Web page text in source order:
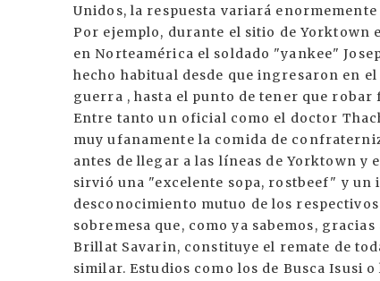
Unidos, la respuesta variará
Por ejemplo, durante el sitio de Yorktown
en Norteamérica el soldado "yankee"
hecho habitual desde que ingresaron en
guerra , hasta el punto de tener que
Entre tanto un oficial como el doctor
muy ufanamente la comida de
antes de llegar a las líneas de Yorktown y
sirvió una "excelente sopa, rostbeef" y
desconocimiento mutuo de los
sobremesa que, como ya sabemos,
Brillat Savarin, constituye el remate de
similar. Estudios como los de Busca Isusi